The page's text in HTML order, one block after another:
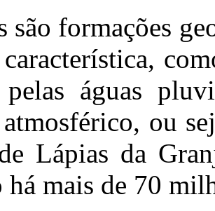
são formações
característica,
pelas águas
ou
Lápias da
há mais de 70